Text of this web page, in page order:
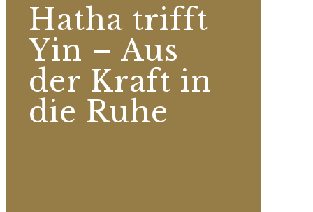
Hatha trifft
Yin – Aus
der Kraft in
die Ruhe